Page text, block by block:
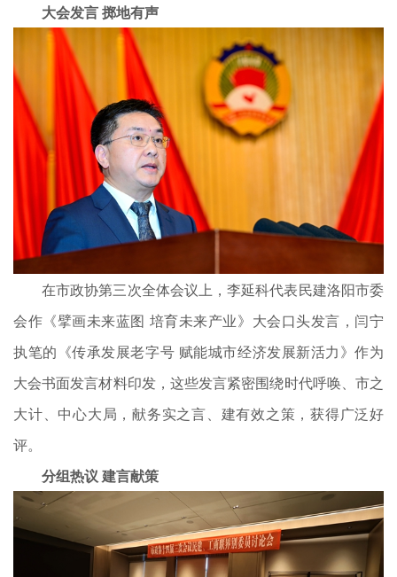
大会发言 掷地有声
在市政协第三次全体会议上，李延科代表民建洛阳市委
会作《擘画未来蓝图 培育未来产业》大会口头发言，闫宁
执笔的《传承发展老字号 赋能城市经济发展新活力》作为
大会书面发言材料印发，这些发言紧密围绕时代呼唤、市之
大计、中心大局，献务实之言、建有效之策，获得广泛好
评。
分组热议 建言献策